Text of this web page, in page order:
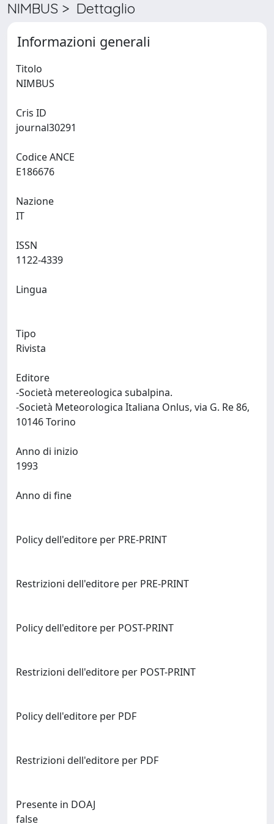
NIMBUS > Dettaglio
Informazioni generali
Titolo
Cris ID
Codice ANCE
Nazione
ISSN
Lingua
Tipo
Rivista
Editore
-Società metereologica subalpina.
-Società Meteorologica Italiana Onlus, via G. Re 86,
Anno di inizio
Anno di fine
Policy dell'editore per PRE-PRINT
Restrizioni dell'editore per PRE-PRINT
Policy dell'editore per POST-PRINT
Restrizioni dell'editore per POST-PRINT
Policy dell'editore per PDF
Restrizioni dell'editore per PDF
Presente in DOAJ